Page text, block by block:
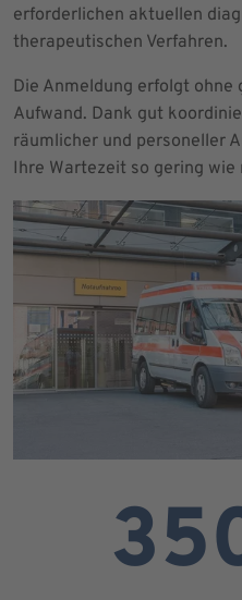
erforderlichen aktuellen
therapeutischen Verfahren.
Die Anmeldung erfolgt
Aufwand. Dank gut
räumlicher und personeller
Ihre Wartezeit so gering wie